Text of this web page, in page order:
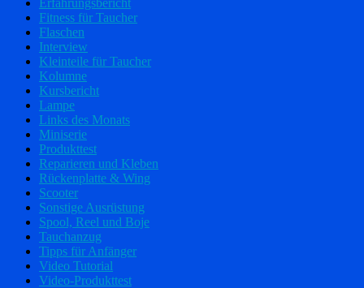
Erfahrungsbericht
Fitness für Taucher
Flaschen
Interview
Kleinteile für Taucher
Kolumne
Kursbericht
Lampe
Links des Monats
Miniserie
Produkttest
Reparieren und Kleben
Rückenplatte & Wing
Scooter
Sonstige Ausrüstung
Spool, Reel und Boje
Tauchanzug
Tipps für Anfänger
Video Tutorial
Video-Produkttest